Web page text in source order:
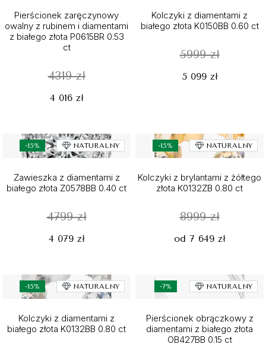
Pierścionek zaręczynowy
owalny z rubinem i diamentami
z białego złota P0615BR 0.53
ct
4319 zł
4 016 zł
Kolczyki z diamentami z
białego złota K0150BB 0.60 ct
5999 zł
5 099 zł
-15% NATURALNY
Zawieszka z diamentami z
białego złota Z0578BB 0.40 ct
4799 zł
4 079 zł
-15% NATURALNY
Kolczyki z brylantami z żółtego
złota K0132ZB 0.80 ct
8999 zł
od 7 649 zł
-15% NATURALNY
Kolczyki z diamentami z
białego złota K0132BB 0.80 ct
-7% NATURALNY
Pierścionek obrączkowy z
diamentami z białego złota
OB427BB 0.15 ct